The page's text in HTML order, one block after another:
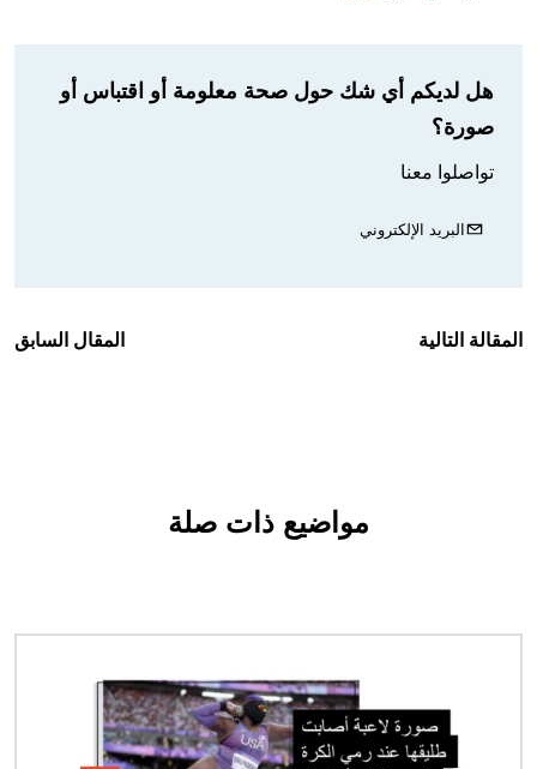
هل لديكم أي شك حول صحة معلومة أو اقتباس أو
صورة؟
تواصلوا معنا
البريد الإلكتروني
المقالة التالية المقال السابق
مواضيع ذات صلة